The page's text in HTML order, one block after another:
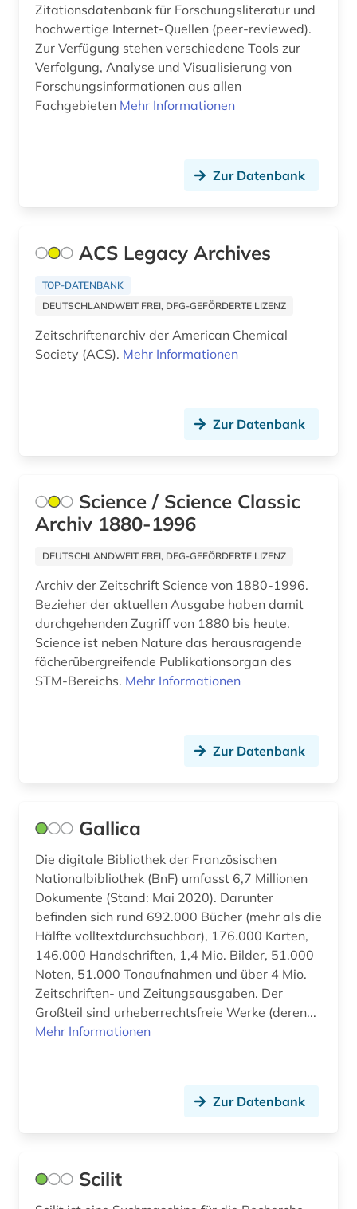
Zitationsdatenbank für Forschungsliteratur und
hochwertige Internet-Quellen (peer-reviewed).
Zur Verfügung stehen verschiedene Tools zur
Verfolgung, Analyse und Visualisierung von
Forschungsinformationen aus allen
Fachgebieten Mehr Informationen
Zur Datenbank
ACS Legacy Archives
TOP-DATENBANK
DEUTSCHLANDWEIT FREI, DFG-GEFÖRDERTE LIZENZ
Zeitschriftenarchiv der American Chemical
Society (ACS). Mehr Informationen
Zur Datenbank
Science / Science Classic
Archiv 1880-1996
DEUTSCHLANDWEIT FREI, DFG-GEFÖRDERTE LIZENZ
Archiv der Zeitschrift Science von 1880-1996.
Bezieher der aktuellen Ausgabe haben damit
durchgehenden Zugriff von 1880 bis heute.
Science ist neben Nature das herausragende
fächerübergreifende Publikationsorgan des
STM-Bereichs. Mehr Informationen
Zur Datenbank
Gallica
Die digitale Bibliothek der Französischen
Nationalbibliothek (BnF) umfasst 6,7 Millionen
Dokumente (Stand: Mai 2020). Darunter
befinden sich rund 692.000 Bücher (mehr als die
Hälfte volltextdurchsuchbar), 176.000 Karten,
146.000 Handschriften, 1,4 Mio. Bilder, 51.000
Noten, 51.000 Tonaufnahmen und über 4 Mio.
Zeitschriften- und Zeitungsausgaben. Der
Großteil sind urheberrechtsfreie Werke (deren...
Mehr Informationen
Zur Datenbank
Scilit